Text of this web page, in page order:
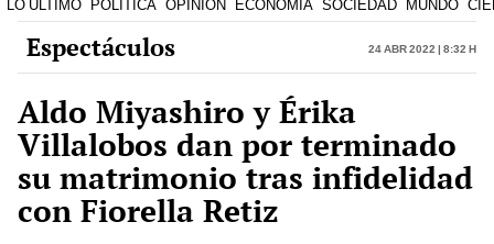
LO ÚLTIMO POLÍTICA OPINIÓN ECONOMÍA SOCIEDAD MUNDO
Espectáculos 24 Abr 2022 | 8:32 h
Aldo Miyashiro y Érika
Villalobos dan por terminado
su matrimonio tras infidelidad
con Fiorella Retiz